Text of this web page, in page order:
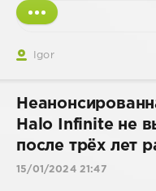
Igor
Halo Infinite не
после трёх лет
15/01/2024 21:47